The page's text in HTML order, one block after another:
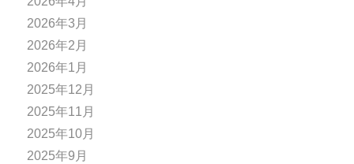
2026年3月
2026年2月
2026年1月
2025年12月
2025年11月
2025年10月
2025年9月